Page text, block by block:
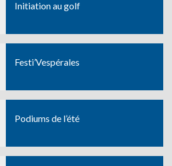
Initiation au golf
Festi’Vespérales
Podiums de l’été